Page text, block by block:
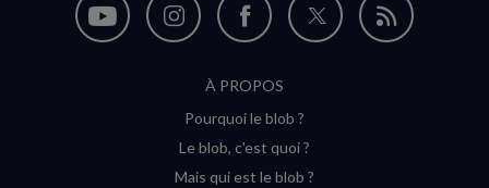
Nous
Nous
Instagram
(nouvelle
Nous
sur
Facebook
(nouvelle
Nous
Flux
À PROPOS
Pourquoi le blob ?
Le blob, c'est quoi ?
Mais qui est le blob ?